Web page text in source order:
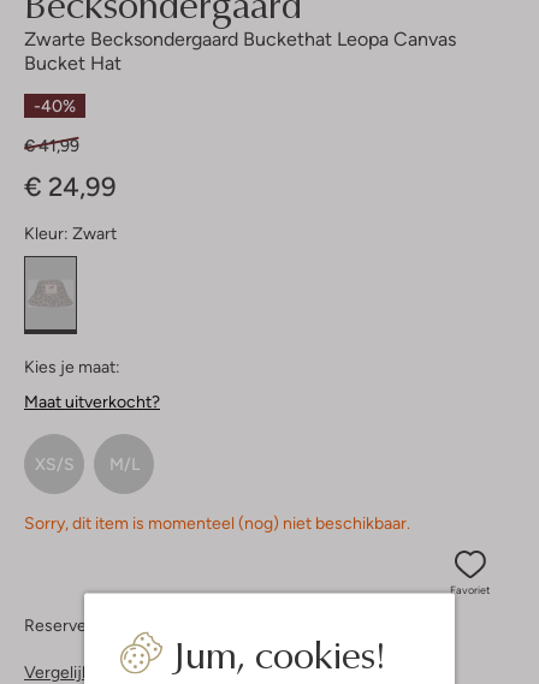
Jum, cookies!
Zwarte Becksondergaard Buckethat Leopa Canvas
Bucket Hat
-40%
€ 41,99
€ 24,99
Kleur: Zwart
Kies je maat:
Maat uitverkocht?
XS/S M/L
Sorry, dit item is momenteel (nog) niet beschikbaar.
Favoriet
Reserveer direct in een van onze 37 boutiques
Vergelijkbare items